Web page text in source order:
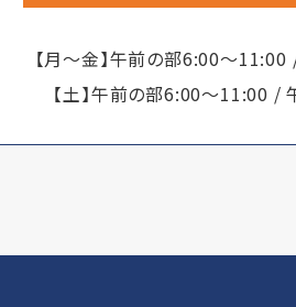
【月～金】午前の部6:00～
【土】午前の部6:00～11:00